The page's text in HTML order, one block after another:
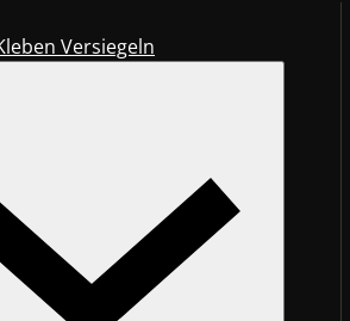
Versiegeln